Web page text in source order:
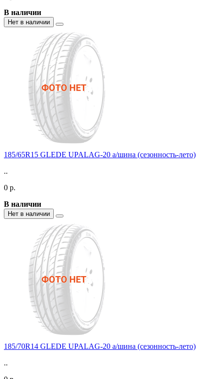
В наличии
Нет в наличии
185/65R15 GLEDE UPALAG-20 а/шина (сезонность-лето)
..
0 р.
В наличии
Нет в наличии
185/70R14 GLEDE UPALAG-20 а/шина (сезонность-лето)
..